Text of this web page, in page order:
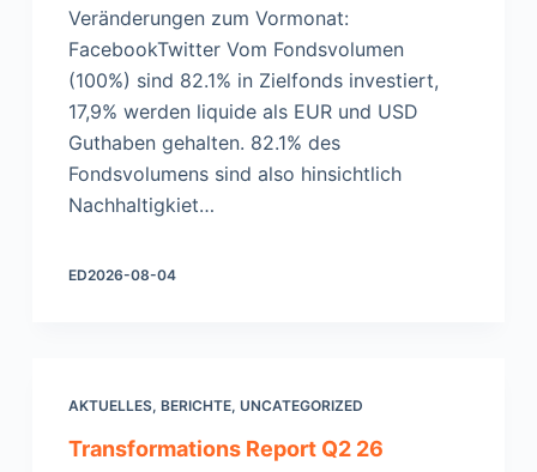
Veränderungen zum Vormonat:
FacebookTwitter Vom Fondsvolumen
(100%) sind 82.1% in Zielfonds investiert,
17,9% werden liquide als EUR und USD
Guthaben gehalten. 82.1% des
Fondsvolumens sind also hinsichtlich
Nachhaltigkiet…
ED2026-08-04
AKTUELLES, BERICHTE, UNCATEGORIZED
Transformations Report Q2 26